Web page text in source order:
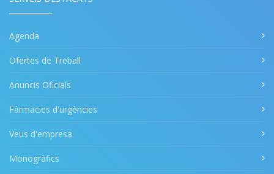
Agenda
Ofertes de Treball
Anuncis Oficials
Fàrmacies d'urgències
Veus d'empresa
Monogràfics